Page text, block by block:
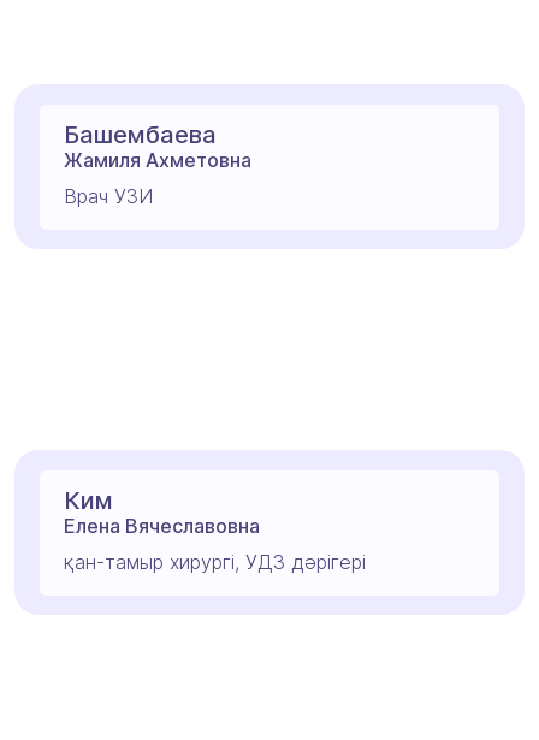
Башембаева
Жамиля Ахметовна
Врач УЗИ
Ким
Елена Вячеславовна
қан-тамыр хирургі, УДЗ дәрігері